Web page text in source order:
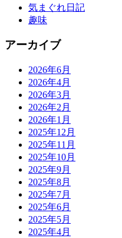
気まぐれ日記
趣味
アーカイブ
2026年6月
2026年4月
2026年3月
2026年2月
2026年1月
2025年12月
2025年11月
2025年10月
2025年9月
2025年8月
2025年7月
2025年6月
2025年5月
2025年4月